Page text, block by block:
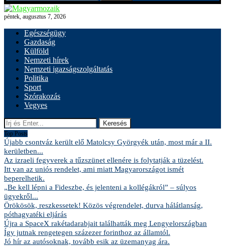
péntek, augusztus 7, 2026
Egészségügy
Gazdaság
Külföld
Nemzeti hírek
Nemzeti igazságszolgáltatás
Politika
Sport
Szórakozás
Vegyes
Keresés
Top Posts
Újabb csontváz került elő Matolcsy Györgyék után, most már a II.
kerületben...
Az izraeli fegyverek a tűzszünet ellenére is folytatják a tüzelést.
Itt van az uniós rendelet, ami miatt Magyarországot ismét
beperelhetik.
„Be kell lépni a Fideszbe, és jelenteni a kollégákról” – súlyos
ügyekről...
Örökösök, reszkessetek! Közös végrendelet, durva hálátlanság,
póthagyatéki eljárás
Újra a SpaceX rakétadarabjait találhatták meg Lengyelországban
Így jutnak rengetegen százezer forinthoz az államtól.
Jó hír az autósoknak, tovább esik az üzemanyag ára.